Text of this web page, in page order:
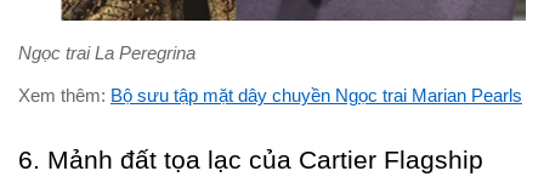
Ngọc trai La Peregrina
Xem thêm: Bộ sưu tập mặt dây chuyền Ngọc trai Marian Pearls
6. Mảnh đất tọa lạc của Cartier Flagship